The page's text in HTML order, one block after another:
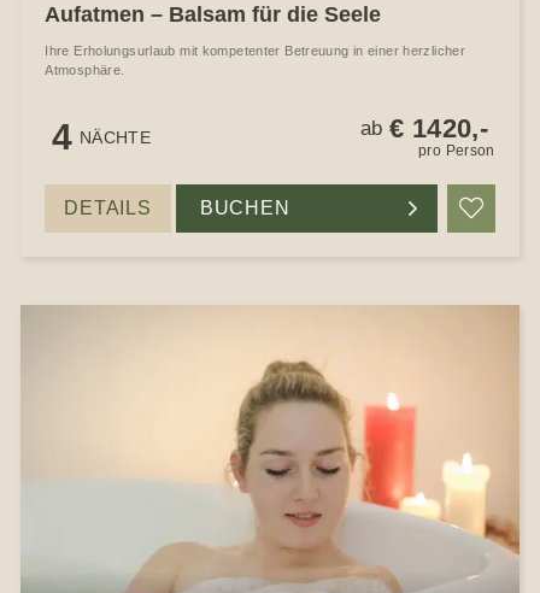
Aufatmen – Balsam für die Seele
Ihre Erholungsurlaub mit kompetenter Betreuung in einer herzlicher
Atmosphäre.
4 NÄCHTE ab € 1420,-
pro Person
DETAILS BUCHEN